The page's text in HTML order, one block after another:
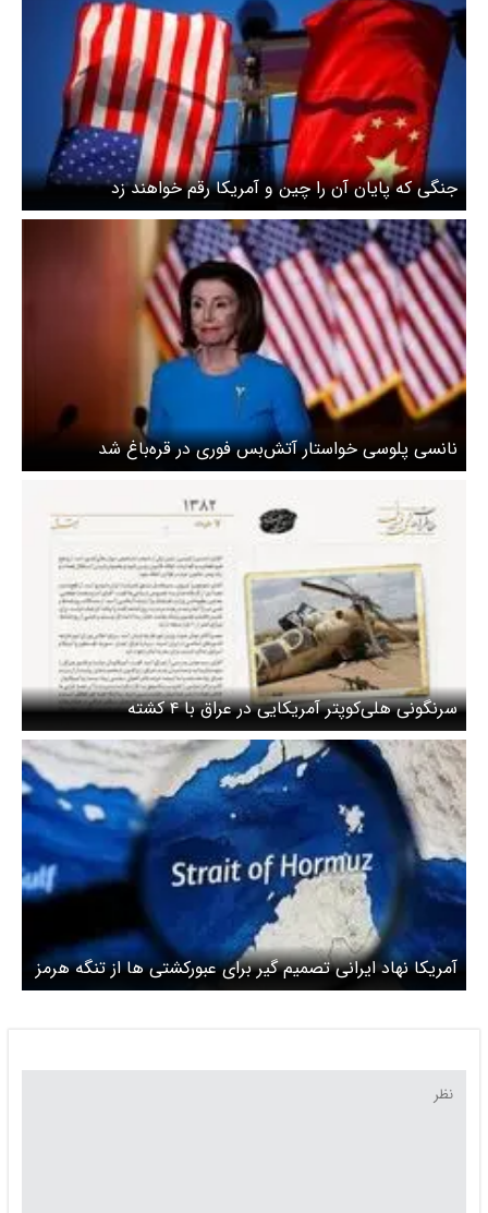
جنگی که پایان آن را چین و آمریکا رقم خواهند زد
نانسی پلوسی خواستار آتش‌بس فوری در قره‌باغ شد
سرنگونی هلی‌کوپتر آمریکایی در عراق با ۴ کشته
آمریکا نهاد ایرانی تصمیم گیر برای عبورکشتی ها از تنگه هرمز
را تحریم کرد